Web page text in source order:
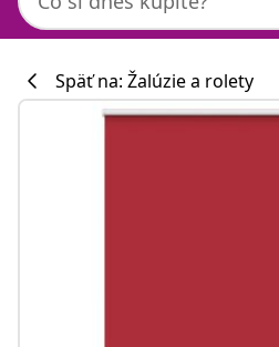
Späť na: Žalúzie a rolety